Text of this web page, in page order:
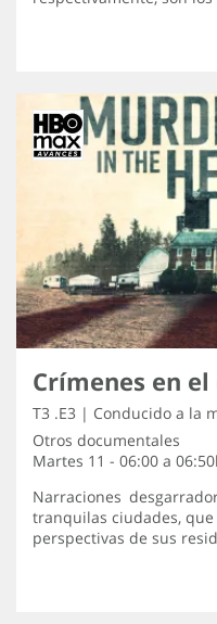
Crímenes en
T3 .E3 | Conducido a la
Otros documentales
Martes 11 - 06:00 a
Narraciones
tranquilas ciudades,
perspectivas de sus